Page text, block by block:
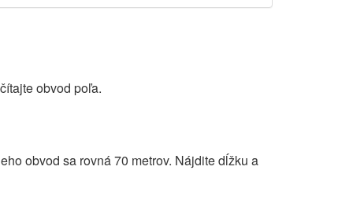
obvod poľa.
obvod sa rovná 70 metrov. Nájdite dĺžku a